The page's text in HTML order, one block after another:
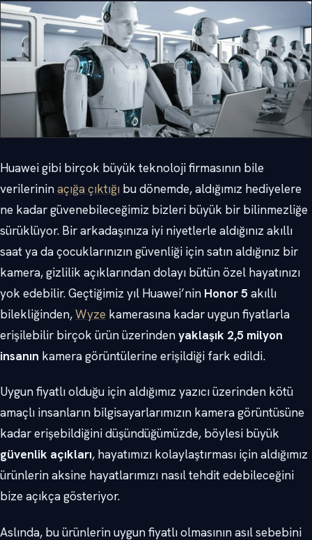
Huawei gibi birçok büyük teknoloji firmasının bile
verilerininaçığa çıktığı bu dönemde, aldığımız hediyelere
ne kadar güvenebileceğimiz bizleri büyük bir bilinmezliğe
sürüklüyor. Bir arkadaşınıza iyi niyetlerle aldığınız akıllı
saat ya da çocuklarınızın güvenliği için satın aldığınız bir
kamera, gizlilik açıklarından dolayı bütün özel hayatınızı
yok edebilir. Geçtiğimiz yıl Huawei’nin Honor 5akıllı
bilekliğinden,Wyze kamerasına kadar uygun fiyatlarla
erişilebilir birçok ürün üzerindenyaklaşık 2,5 milyon
insanın kamera görüntülerine erişildiği fark edildi.
Uygun fiyatlı olduğu için aldığımız yazıcı üzerinden kötü
amaçlı insanların bilgisayarlarımızın kamera görüntüsüne
kadar erişebildiğini düşündüğümüzde, böylesi büyük
güvenlik açıkları, hayatımızı kolaylaştırması için aldığımız
ürünlerin aksine hayatlarımızı nasıl tehdit edebileceğini
bize açıkça gösteriyor.
Aslında, bu ürünlerin uygun fiyatlı olmasının asıl sebebini